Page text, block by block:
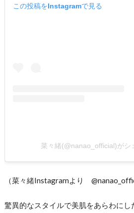
この投稿をInstagramで見る
菜々緒(@nanao_official)がシ
（菜々緒Instagramより
驚異的なスタイルで美肌をあらわにし